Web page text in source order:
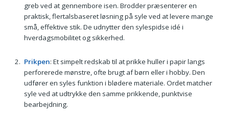
greb ved at gennembore isen. Brodder præsenterer en
praktisk, flertalsbaseret løsning på syle ved at levere mange
små, effektive stik. De udnytter den sylespidse idé i
hverdagsmobilitet og sikkerhed.
Prikpen: Et simpelt redskab til at prikke huller i papir langs
perforerede mønstre, ofte brugt af børn eller i hobby. Den
udfører en syles funktion i blødere materiale. Ordet matcher
syle ved at udtrykke den samme prikkende, punktvise
bearbejdning.